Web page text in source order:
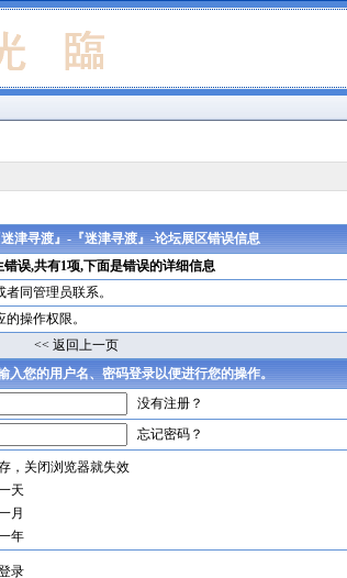
津寻渡』-『迷津寻渡』-论坛展区错误信息
误,共有1项,下面是错误的详细信息
者同管理员联系。
操作权限。
<< 返回上一页
入您的用户名、密码登录以便进行您的操作。
没有注册？
忘记密码？
，关闭浏览器就失效
天
月
年
录